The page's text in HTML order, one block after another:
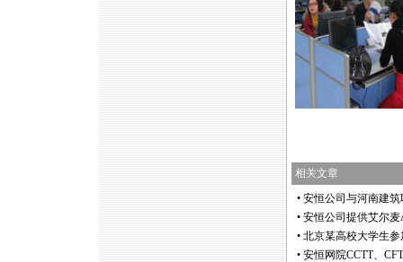
相关文章
• 安恒公司与河南建
• 安恒公司提供艾尔
• 北京某高校大学生参
• 安恒网院CCTT、